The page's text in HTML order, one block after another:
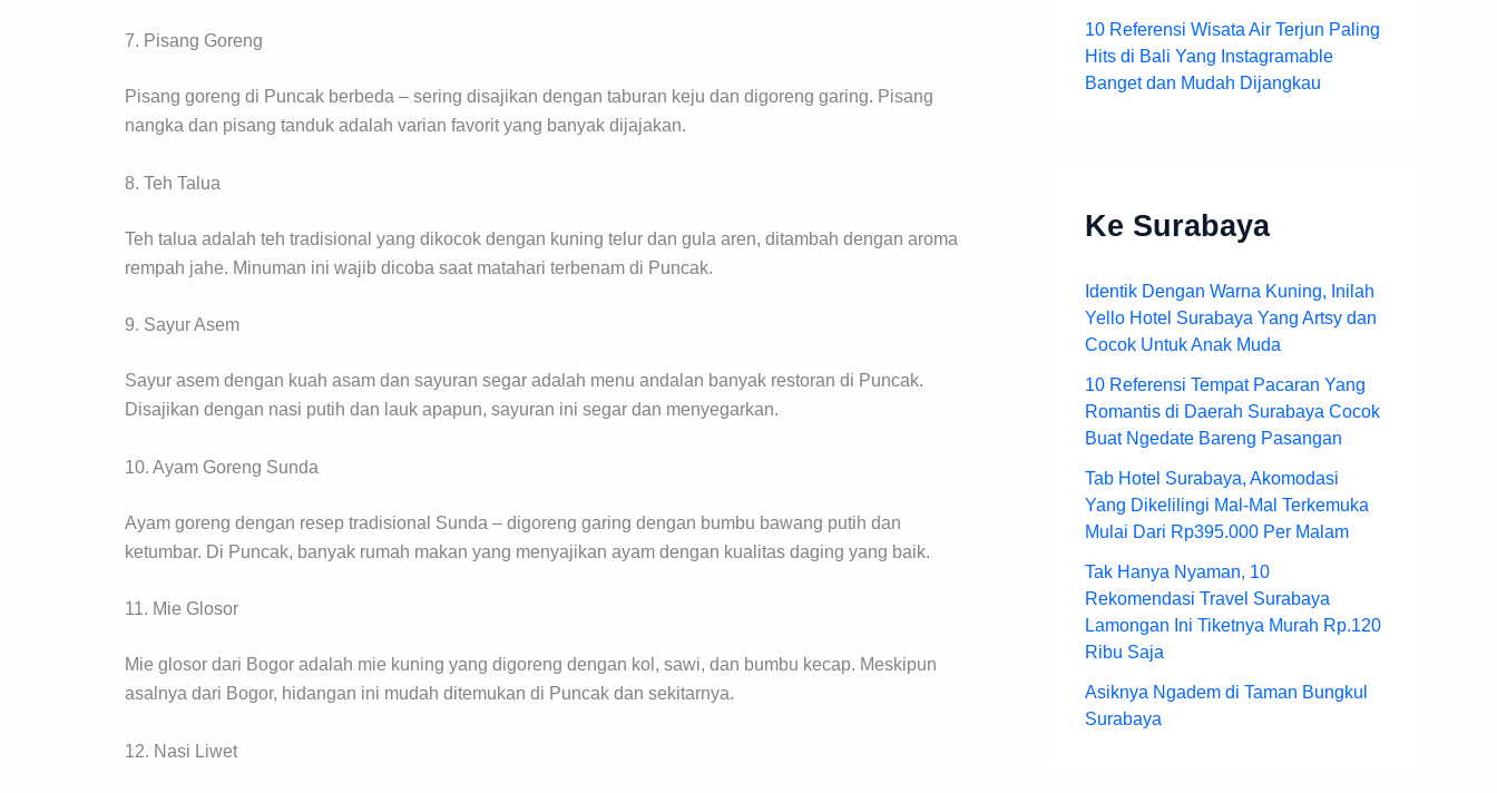
7. Pisang Goreng
Pisang goreng di Puncak berbeda – sering disajikan dengan taburan keju dan digoreng garing. Pisang
nangka dan pisang tanduk adalah varian favorit yang banyak dijajakan.
8. Teh Talua
Teh talua adalah teh tradisional yang dikocok dengan kuning telur dan gula aren, ditambah dengan aroma
rempah jahe. Minuman ini wajib dicoba saat matahari terbenam di Puncak.
9. Sayur Asem
Sayur asem dengan kuah asam dan sayuran segar adalah menu andalan banyak restoran di Puncak.
Disajikan dengan nasi putih dan lauk apapun, sayuran ini segar dan menyegarkan.
10. Ayam Goreng Sunda
Ayam goreng dengan resep tradisional Sunda – digoreng garing dengan bumbu bawang putih dan
ketumbar. Di Puncak, banyak rumah makan yang menyajikan ayam dengan kualitas daging yang baik.
11. Mie Glosor
Mie glosor dari Bogor adalah mie kuning yang digoreng dengan kol, sawi, dan bumbu kecap. Meskipun
asalnya dari Bogor, hidangan ini mudah ditemukan di Puncak dan sekitarnya.
12. Nasi Liwet
10 Referensi Wisata Air Terjun Paling
Hits di Bali Yang Instagramable
Banget dan Mudah Dijangkau
Ke Surabaya
Identik Dengan Warna Kuning, Inilah
Yello Hotel Surabaya Yang Artsy dan
Cocok Untuk Anak Muda
10 Referensi Tempat Pacaran Yang
Romantis di Daerah Surabaya Cocok
Buat Ngedate Bareng Pasangan
Tab Hotel Surabaya, Akomodasi
Yang Dikelilingi Mal-Mal Terkemuka
Mulai Dari Rp395.000 Per Malam
Tak Hanya Nyaman, 10
Rekomendasi Travel Surabaya
Lamongan Ini Tiketnya Murah Rp.120
Ribu Saja
Asiknya Ngadem di Taman Bungkul
Surabaya